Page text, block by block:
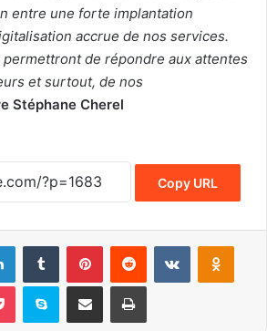
entre une forte implantation
accrue de nos services.
de répondre aux attentes
et surtout, de nos
Stéphane Cherel
Copy URL